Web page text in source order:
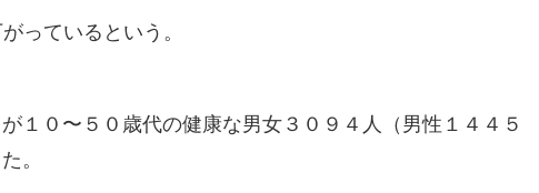
っているという。
１０〜５０歳代の健康な男女３０９４人（男性１４４５
。